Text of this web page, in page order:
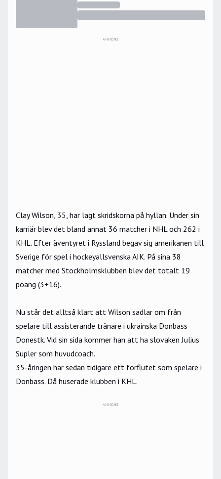
ANNONS
Clay Wilson, 35, har lagt skridskorna på hyllan. Under sin
karriär blev det bland annat 36 matcher i NHL och 262 i
KHL. Efter äventyret i Ryssland begav sig amerikanen till
Sverige för spel i hockeyallsvenska AIK. På sina 38
matcher med Stockholmsklubben blev det totalt 19
poäng (3+16).
Nu står det alltså klart att Wilson sadlar om från
spelare till assisterande tränare i ukrainska Donbass
Donestk. Vid sin sida kommer han att ha slovaken Julius
Supler som huvudcoach.
35-åringen har sedan tidigare ett förflutet som spelare i
Donbass. Då huserade klubben i KHL.